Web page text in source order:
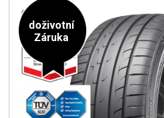
doživotní
Záruka